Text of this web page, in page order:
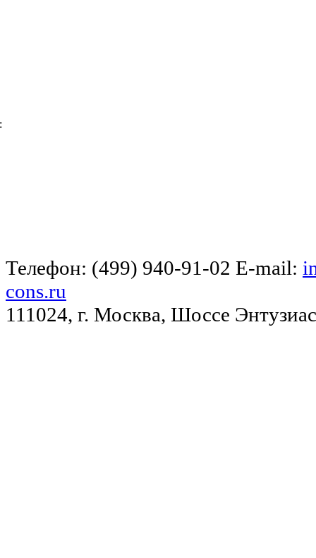
Телефон: (499) 940-91-02 E-mail:
cons.ru
111024, г. Москва, Шоссе